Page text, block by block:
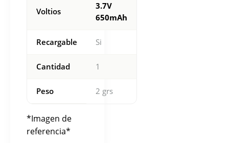
Voltios
3.7V
650mAh
Recargable Si
Cantidad 1
Peso 2 grs
*Imagen de
referencia*